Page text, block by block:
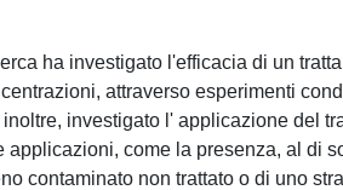
ha investigato l'efficacia di un
attraverso esperimenti
investigato l' applicazione del
applicazioni, come la presenza, al di
contaminato non trattato o di uno